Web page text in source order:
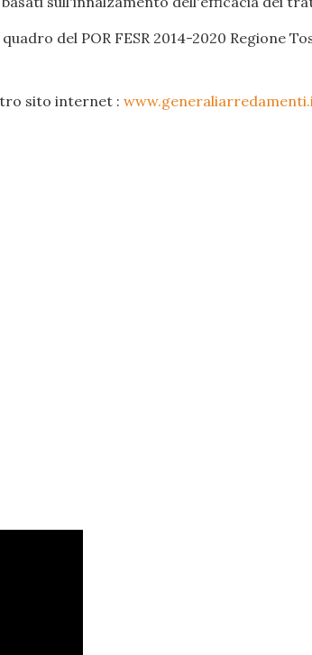
del POR FESR 2014-2020 Regione
sito internet :